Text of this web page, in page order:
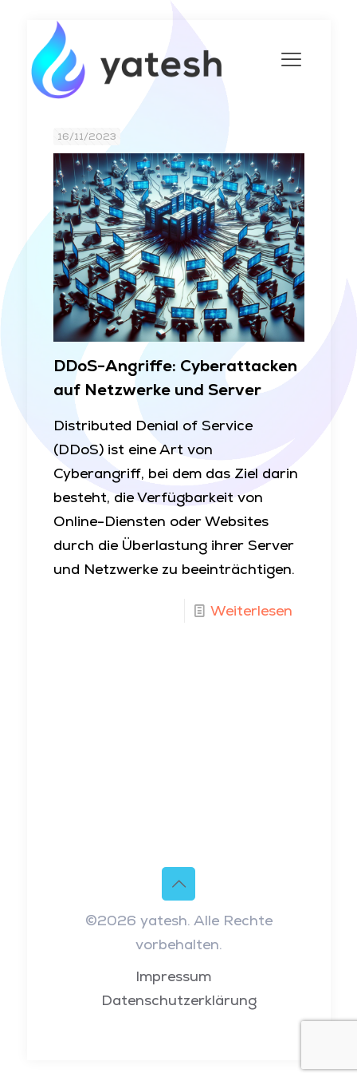
16/11/2023
DDoS-Angriffe: Cyberattacken
auf Netzwerke und Server
Distributed Denial of Service
(DDoS) ist eine Art von
Cyberangriff, bei dem das Ziel darin
besteht, die Verfügbarkeit von
Online-Diensten oder Websites
durch die Überlastung ihrer Server
und Netzwerke zu beeinträchtigen.
Weiterlesen
©2026 yatesh. Alle Rechte
vorbehalten.
Impressum
Datenschutzerklärung